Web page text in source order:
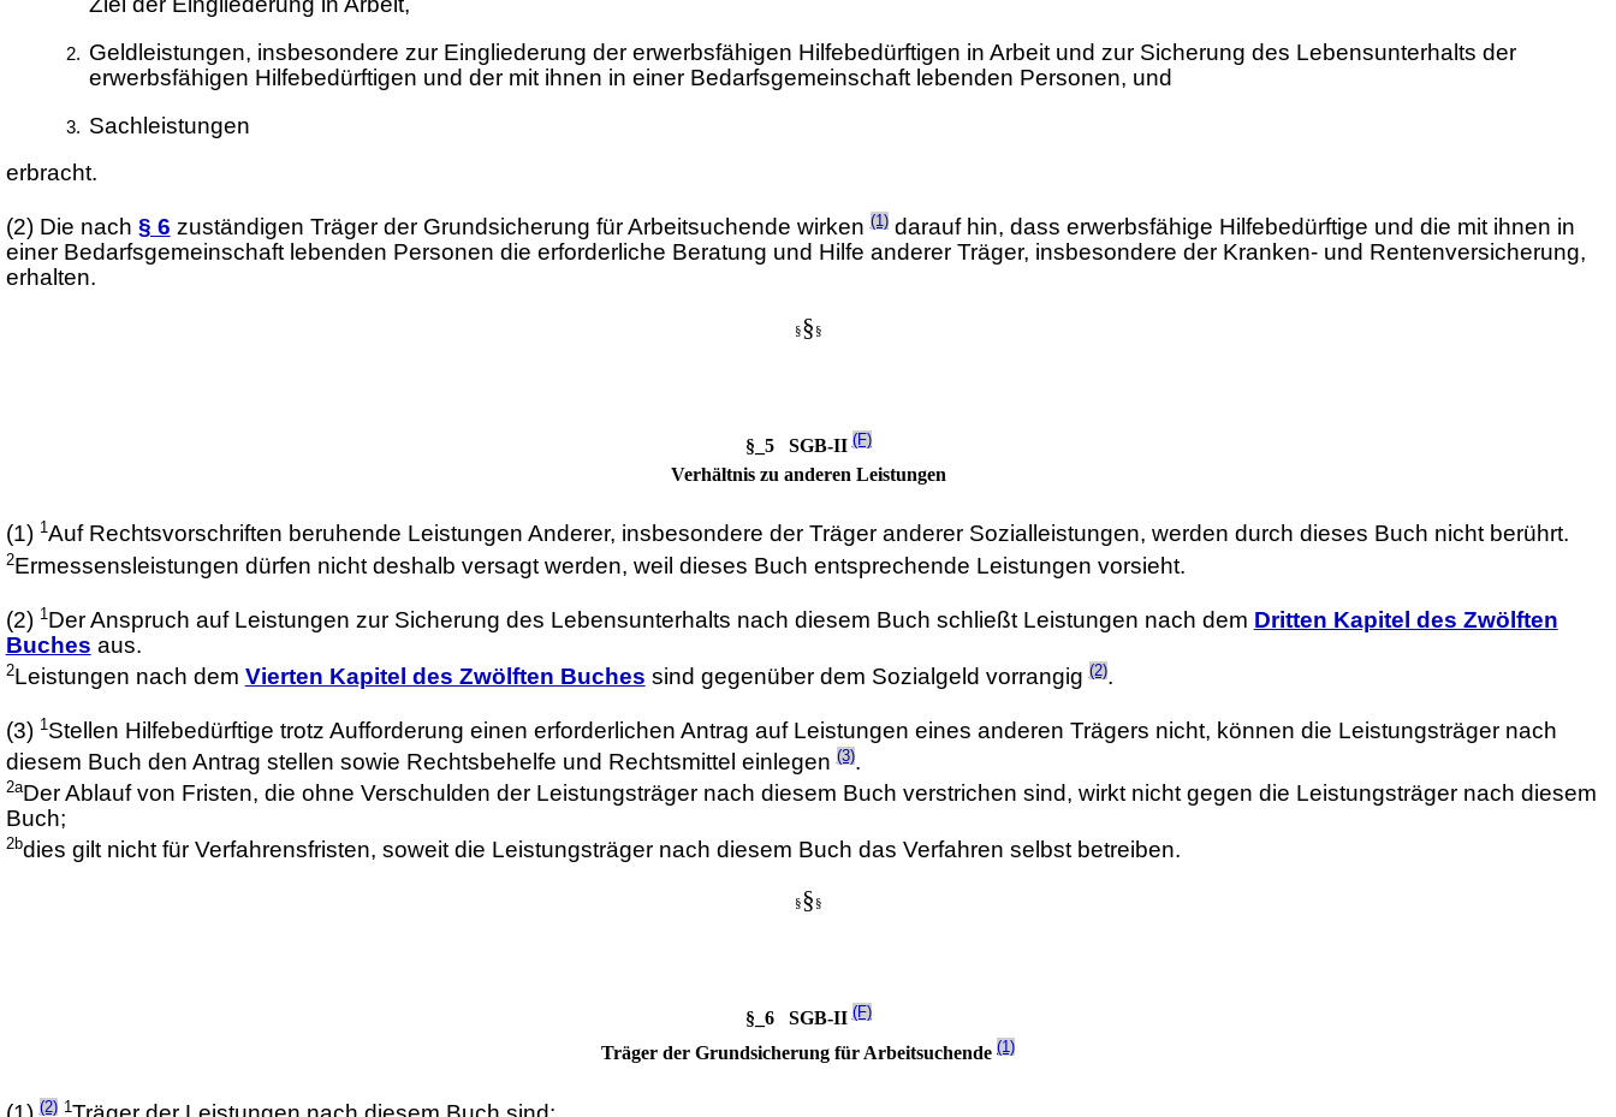
Geldleistungen, insbesondere zur Eingliederung der erwerbsfähigen Hilfebedürftigen in Arbeit und zur Sicherung des Lebensunterhalts der
erwerbsfähigen Hilfebedürftigen und der mit ihnen in einer Bedarfsgemeinschaft lebenden Personen, und
Sachleistungen
erbracht.
(2) Die nach § 6 zuständigen Träger der Grundsicherung für Arbeitsuchende wirken(1)darauf hin, dass erwerbsfähige Hilfebedürftige und die mit ihnen in
einer Bedarfsgemeinschaft lebenden Personen die erforderliche Beratung und Hilfe anderer Träger, insbesondere der Kranken- und Rentenversicherung,
erhalten.
§§ §
§_5 SGB-II(F)
Verhältnis zu anderen Leistungen
(1) 1Auf Rechtsvorschriften beruhende Leistungen Anderer, insbesondere der Träger anderer Sozialleistungen, werden durch dieses Buch nicht berührt.
2Ermessensleistungen dürfen nicht deshalb versagt werden, weil dieses Buch entsprechende Leistungen vorsieht.
(2) 1Der Anspruch auf Leistungen zur Sicherung des Lebensunterhalts nach diesem Buch schließt Leistungen nach dem Dritten Kapitel des Zwölften
Buches aus.
2Leistungen nach dem Vierten Kapitel des Zwölften Buches sind gegenüber dem Sozialgeld vorrangig(2).
(3) 1Stellen Hilfebedürftige trotz Aufforderung einen erforderlichen Antrag auf Leistungen eines anderen Trägers nicht, können die Leistungsträger nach
diesem Buch den Antrag stellen sowie Rechtsbehelfe und Rechtsmittel einlegen(3).
2aDer Ablauf von Fristen, die ohne Verschulden der Leistungsträger nach diesem Buch verstrichen sind, wirkt nicht gegen die Leistungsträger nach diesem
Buch;
2bdies gilt nicht für Verfahrensfristen, soweit die Leistungsträger nach diesem Buch das Verfahren selbst betreiben.
§§ §
§_6 SGB-II(F)
Träger der Grundsicherung für Arbeitsuchende (1)
(2) 1